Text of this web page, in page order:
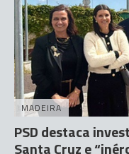
MADEIRA
PSD destaca
Santa Cruz e